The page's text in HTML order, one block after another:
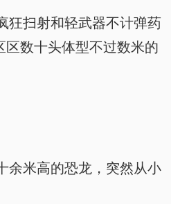
扫射和轻武器不计弹药
区数十头体型不过数米的
米高的恐龙，突然从小